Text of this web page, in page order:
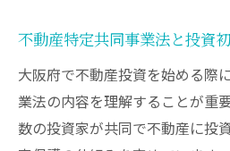
不動産特定共同事業法と投資
大阪府で不動産投資を始める際
業法の内容を理解することが重
数の投資家が共同で不動産に投